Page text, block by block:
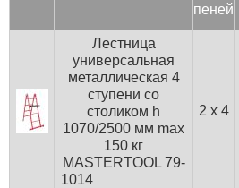
пеней
Лестница
универсальная
металлическая 4
ступени со
столиком h
1070/2500 мм max
150 кг
MASTERTOOL 79-
1014
2 х 4